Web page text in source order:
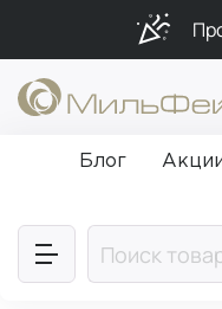
Подарки в
Блог